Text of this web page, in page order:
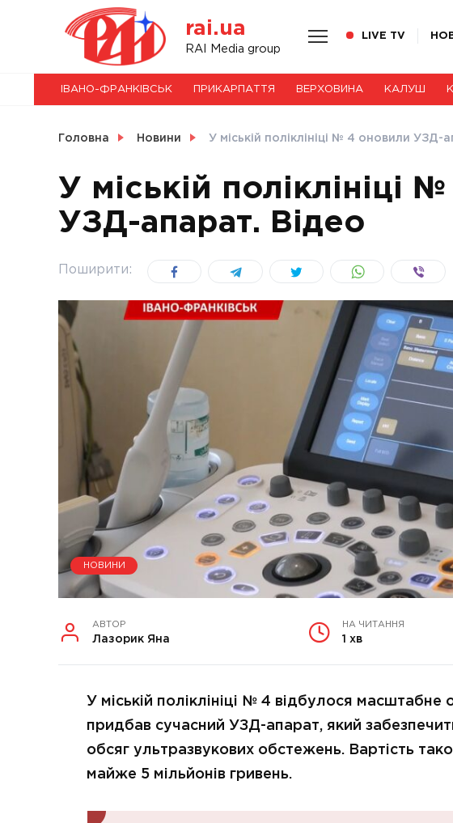
rai.ua
RAI Media group
LIVE TV
НОВИНИ
СВІТ
УКРАЇНА
ІВАНО-ФРАНКІВСЬК ПРИКАРПАТТЯ ВЕРХОВИНА КАЛУШ
Головна Новини У міській поліклініці № 4 оновили УЗД-
У міській поліклініці
УЗД-апарат. Відео
Поширити:
НОВИНИ
АВТОР
Лазорик Яна
НА ЧИТАННЯ
1 хв
У міській поліклініці № 4 відбулося
придбав сучасний УЗД-апарат, який
обсяг ультразвукових обстежень. Вартість
майже 5 мільйонів гривень.